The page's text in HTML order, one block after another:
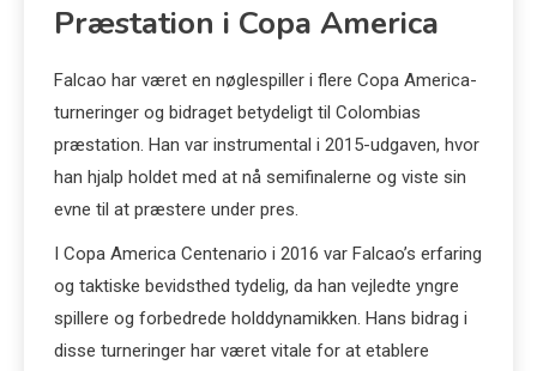
Præstation i Copa America
Falcao har været en nøglespiller i flere Copa America-
turneringer og bidraget betydeligt til Colombias
præstation. Han var instrumental i 2015-udgaven, hvor
han hjalp holdet med at nå semifinalerne og viste sin
evne til at præstere under pres.
I Copa America Centenario i 2016 var Falcao’s erfaring
og taktiske bevidsthed tydelig, da han vejledte yngre
spillere og forbedrede holddynamikken. Hans bidrag i
disse turneringer har været vitale for at etablere